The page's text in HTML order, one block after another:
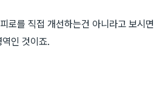
로를 직접 개선하는건 아니라고 보시면
인 것이죠.